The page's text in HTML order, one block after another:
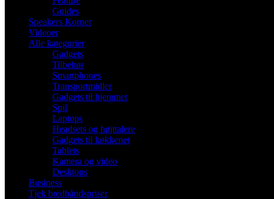
Guides
Speakers Korner
Videoer
Alle kategorier
Gadgets
Tilbehør
Smartphones
Transportmidler
Gadgets til hjemmet
Spil
Laptops
Headsets og højttalere
Gadgets til køkkenet
Tablets
Kamera og video
Desktops
Business
Tjek bredbåndspriser